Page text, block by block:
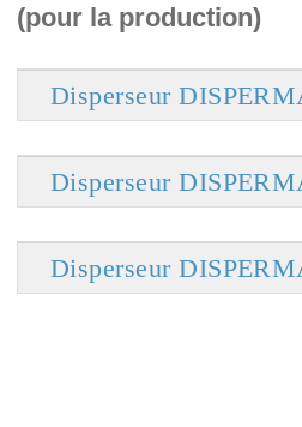
(pour la production)
Disperseur
Disperseur
Disperseur